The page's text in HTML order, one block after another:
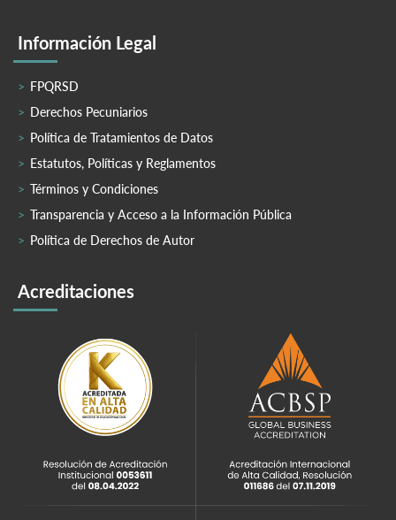
Información Legal
FPQRSD
Derechos Pecuniarios
Política de Tratamientos de Datos
Estatutos, Políticas y Reglamentos
Términos y Condiciones
Transparencia y Acceso a la Información Pública
Política de Derechos de Autor
Acreditaciones